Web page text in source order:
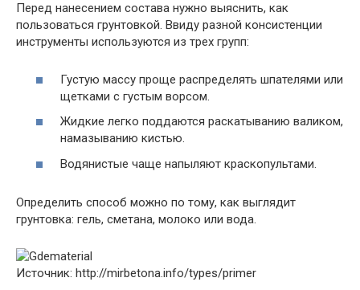
Перед нанесением состава нужно выяснить, как
пользоваться грунтовкой. Ввиду разной консистенции
инструменты используются из трех групп:
Густую массу проще распределять шпателями или
щетками с густым ворсом.
Жидкие легко поддаются раскатыванию валиком,
намазыванию кистью.
Водянистые чаще напыляют краскопультами.
Определить способ можно по тому, как выглядит
грунтовка: гель, сметана, молоко или вода.
Источник: http://mirbetona.info/types/primer